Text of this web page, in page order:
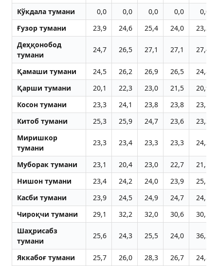
Кўкдала тумани 0,0 0,0 0,0 0,0
0,0
Ғузор тумани
23,9 24,6 25,4 24,0
23,3
Деҳқонобод
тумани
24,7 26,5 27,1 27,1 27,4
Қамаши тумани 24,5 26,2 26,9 26,5
24,8
Қарши тумани
20,1 22,3 23,0 21,5
20,9
Косон тумани
23,3 24,1 23,8 23,8
23,5
Китоб тумани
25,3 25,9 24,7 23,6
23,3
Миришкор
тумани
23,3 23,4 23,3 23,3 24,3
Муборак тумани 23,1 20,4 23,0 22,7
21,1
Нишон тумани
23,4 24,2 24,0 23,9
25,1
Касби тумани
23,9 24,5 24,9 24,7
24,1
Чироқчи тумани
29,1 32,2 32,0 30,6
30,5
Шаҳрисабз
тумани
25,6 24,3 25,5 24,0 36,2
Яккабоғ тумани 25,7 26,0 28,3 26,7 24,8